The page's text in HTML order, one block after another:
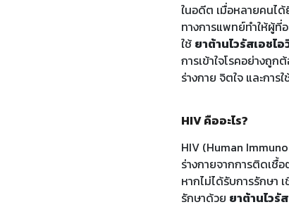
ในอดีต เมื่อหลายคนไ
ทางการแพทย์ทำให้ผู้ที่
ใช้ ยาต้านไวรัสเอชไอ
การเข้าใจโรคอย่าง
ร่างกาย จิตใจ และการ
HIV คืออะไร?
HIV (Human
ร่างกายจากการติดเชื้อ
หากไม่ได้รับการรักษา
รักษาด้วย ยาต้านไวรั